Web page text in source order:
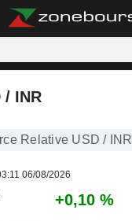
/ INR
Relative USD / INR
06/08/2026
+0,10 %